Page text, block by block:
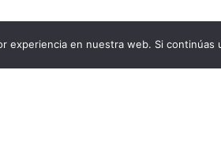
experiencia en nuestra web. Si